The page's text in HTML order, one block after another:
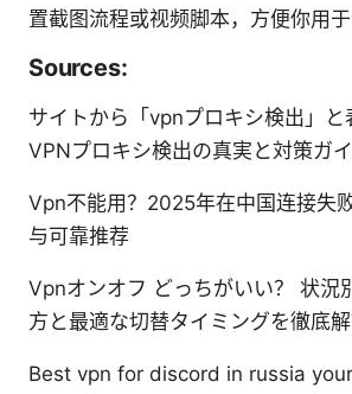
置截图流程或视频脚本，方便你用于
Sources:
サイトから「vpnプロキシ検出」と
VPNプロキシ検出の真実と対策ガ
Vpn不能用？2025年在中国连接失
与可靠推荐
Vpnオンオフ どっちがいい？ 状況
方と最適な切替タイミングを徹底
Best vpn for discord in russia